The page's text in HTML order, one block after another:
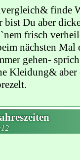
finde
Du aber
frisch
nächsten Mal
gehen-
Kleidung& aber